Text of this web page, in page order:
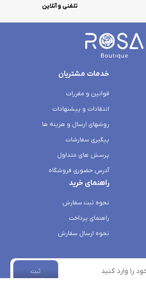
تلفنی و آنلاین
خدمات مشتریان
قوانین و مقررات
انتقادات و پیشنهادات
روشهای ارسال و هزینه ها
پیگیری سفارشات
پرسش های متداول
آدرس حضوری فروشگاه
راهنمای خرید
نحوه ثبت سفارش
راهنمای پرداخت
نحوه ارسال سفارش
ثبت